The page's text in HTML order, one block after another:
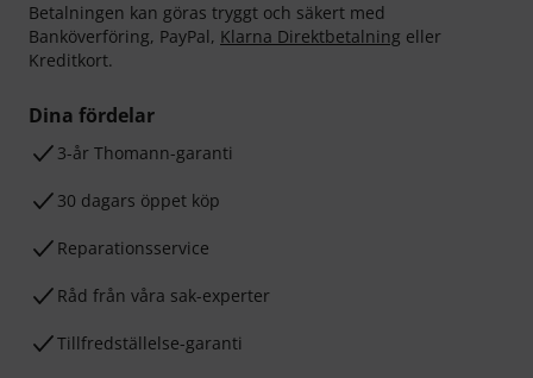
Betalningen kan göras tryggt och säkert med
Banköverföring, PayPal, Klarna Direktbetalning eller
Kreditkort.
Dina fördelar
3-år Thomann-garanti
30 dagars öppet köp
Reparationsservice
Råd från våra sak-experter
Tillfredställelse-garanti